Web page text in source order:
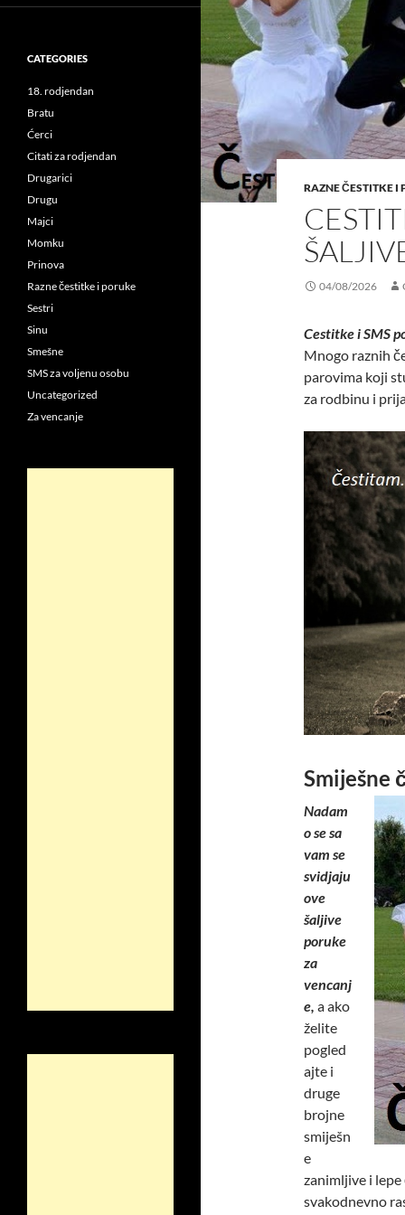
RAZNE ČESTITKE I
04/08/2026
Cestitke i SMS
Mnogo raznih
parovima koji
za rodbinu i
Smiješne
Nadam
o se sa
vam se
svidjaju
ove
šaljive
poruke
za
vencanj
e, a ako
želite
pogled
ajte i
druge
brojne
smiješn
e
zanimljive i
svakodnevno
CATEGORIES
18. rodjendan
Bratu
Ćerci
Citati za rodjendan
Drugarici
Drugu
Majci
Momku
Prinova
Razne čestitke i poruke
Sestri
Sinu
Smešne
SMS za voljenu osobu
Uncategorized
Za vencanje